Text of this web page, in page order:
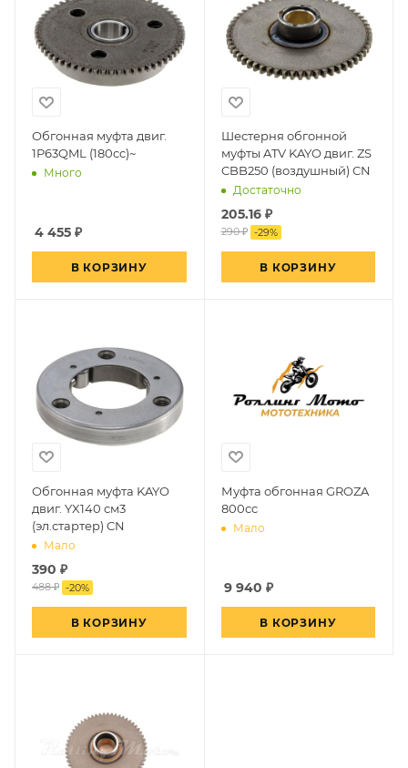
Обгонная муфта двиг.
1P63QML (180cc)~
Много
4 455 ₽
В КОРЗИНУ
Шестерня обгонной
муфты ATV KAYO двиг. ZS
CBB250 (воздушный) CN
Достаточно
205.16₽
290 ₽ -29%
В КОРЗИНУ
Обгонная муфта KAYO
двиг. YX140 см3
(эл.стартер) CN
Мало
390 ₽
488 ₽ -20%
В КОРЗИНУ
Муфта обгонная GROZA
800cc
Мало
9 940 ₽
В КОРЗИНУ